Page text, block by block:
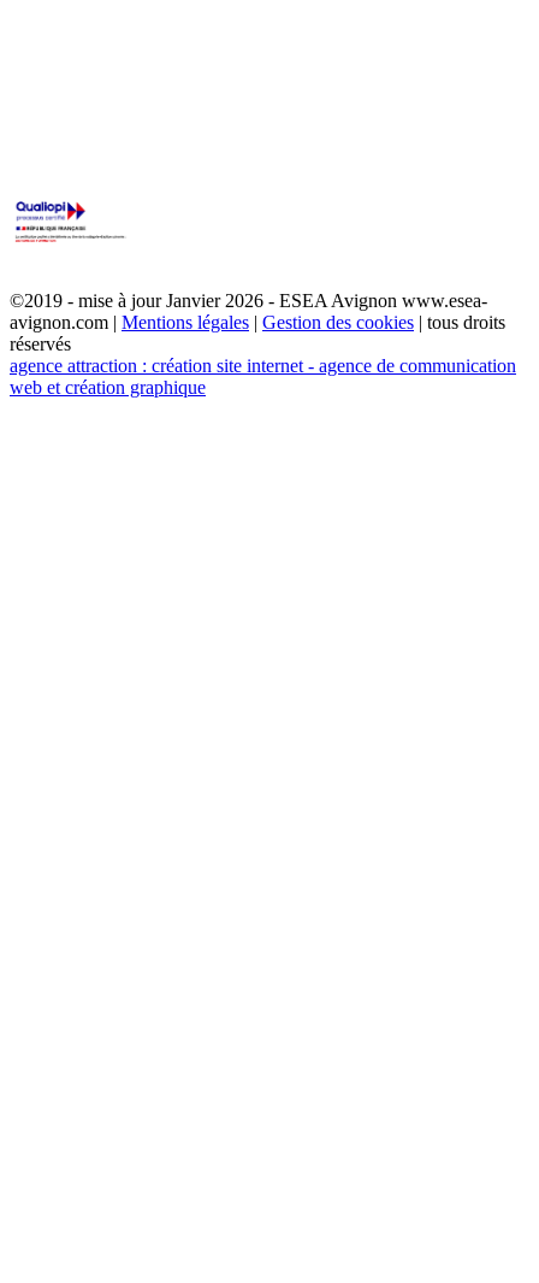
©2019 - mise à jour Janvier 2026 - ESEA Avignon www.esea-
avignon.com | Mentions légales | Gestion des cookies | tous droits
réservés
agence attraction : création site internet - agence de communication
web et création graphique